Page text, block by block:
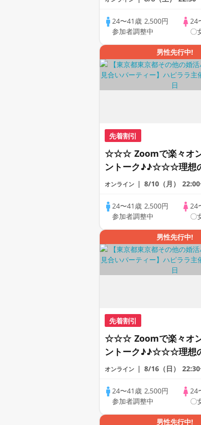
アルなオンライン婚活
の方が対象☆司会進行
24〜41歳 2,500円
参加者調整中
24
〇
男性先行中!
先着割引
☆☆☆ Zoomで楽々オ
ントーク♪♪☆☆☆理想
差♪♪ そろそろ・・・素
アルなオンライン婚活
の方が対象☆司会進行
オンライン 8/10（月）
24〜41歳 2,500円
参加者調整中
24
〇
男性先行中!
先着割引
☆☆☆ Zoomで楽々オ
ントーク♪♪☆☆☆理想
差♪♪ そろそろ・・・素
アルなオンライン婚活
の方が対象☆司会進行
オンライン 8/16（日）
24〜41歳 2,500円
参加者調整中
24
〇
男性先行中!